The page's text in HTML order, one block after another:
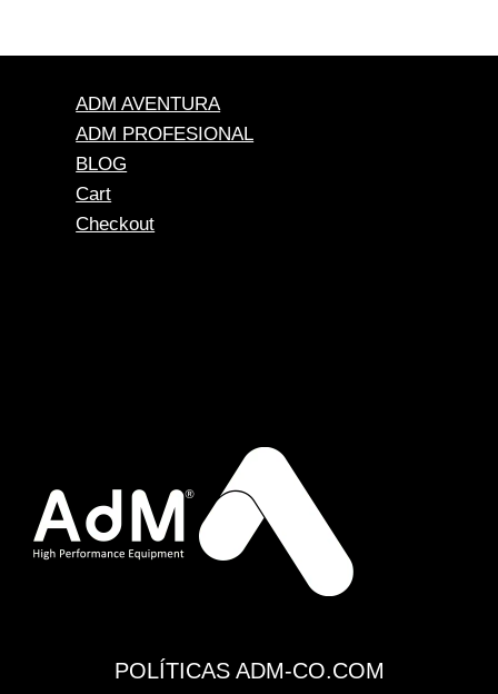
ADM AVENTURA
ADM PROFESIONAL
BLOG
Cart
Checkout
POLÍTICAS ADM-CO.COM